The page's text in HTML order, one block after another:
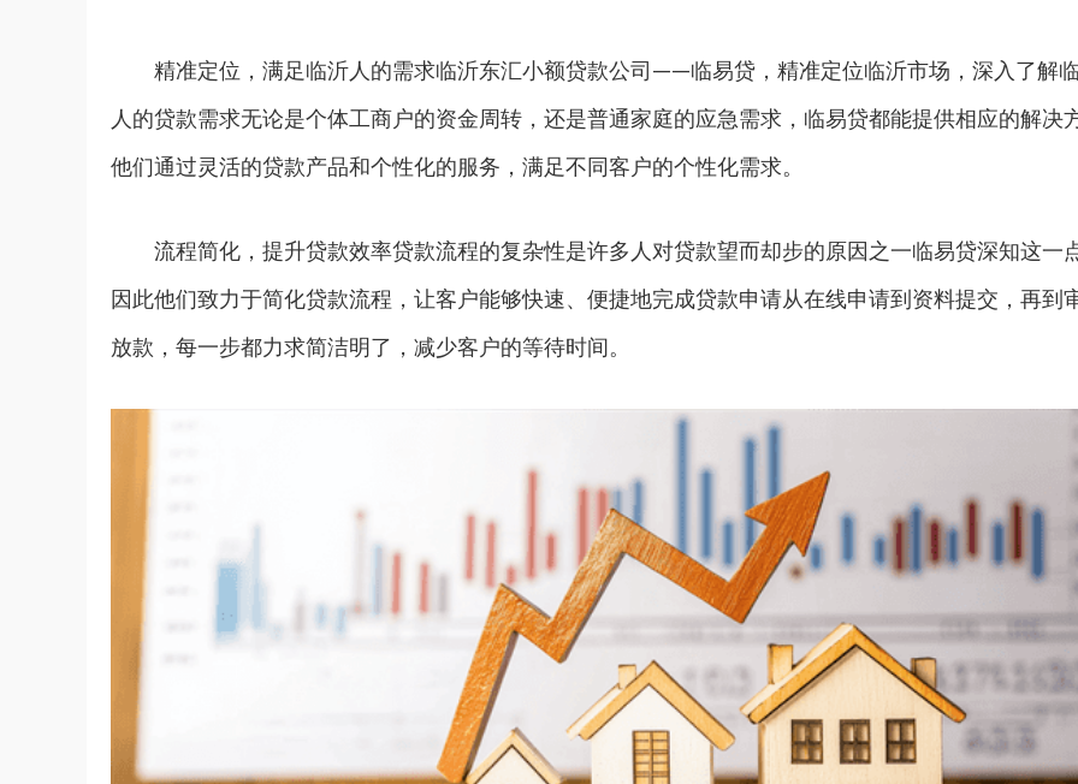
精准定位，满足临沂人的需求临沂东汇小额贷款公司——临易贷，精准定位临沂市场，深入了解
人的贷款需求无论是个体工商户的资金周转，还是普通家庭的应急需求，临易贷都能提供相应的解决
他们通过灵活的贷款产品和个性化的服务，满足不同客户的个性化需求。
流程简化，提升贷款效率贷款流程的复杂性是许多人对贷款望而却步的原因之一临易贷深知这一
因此他们致力于简化贷款流程，让客户能够快速、便捷地完成贷款申请从在线申请到资料提交，再到
放款，每一步都力求简洁明了，减少客户的等待时间。